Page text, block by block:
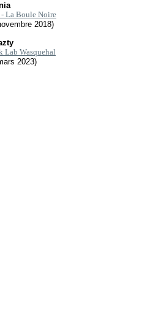
- La Boule Noire
2018)
Lab Wasquehal
2023)